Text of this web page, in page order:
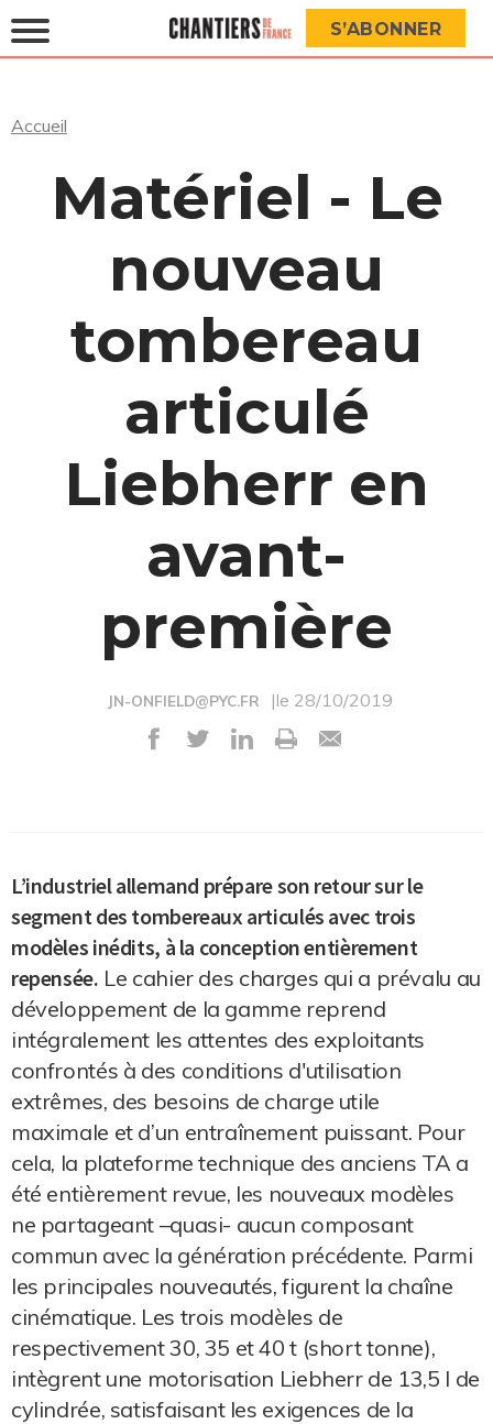
S’ABONNER
Accueil
Matériel - Le
nouveau
tombereau
articulé
Liebherr en
avant-
première
JN-ONFIELD@PYC.FR |le 28/10/2019
L’industriel allemand prépare son retour sur le
segment des tombereaux articulés avec trois
modèles inédits, à la conception entièrement
repensée. Le cahier des charges qui a prévalu au
développement de la gamme reprend
intégralement les attentes des exploitants
confrontés à des conditions d'utilisation
extrêmes, des besoins de charge utile
maximale et d’un entraînement puissant. Pour
cela, la plateforme technique des anciens TA a
été entièrement revue, les nouveaux modèles
ne partageant –quasi- aucun composant
commun avec la génération précédente. Parmi
les principales nouveautés, figurent la chaîne
cinématique. Les trois modèles de
respectivement 30, 35 et 40 t (short tonne),
intègrent une motorisation Liebherr de 13,5 l de
cylindrée, satisfaisant les exigences de la